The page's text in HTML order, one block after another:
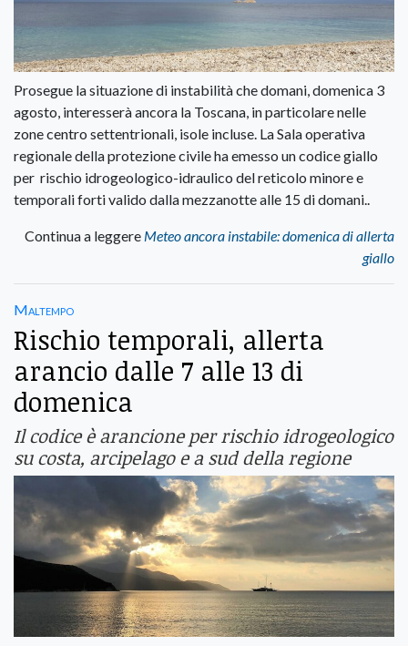
Prosegue la situazione di instabilità che domani, domenica 3
agosto, interesserà ancora la Toscana, in particolare nelle
zone centro settentrionali, isole incluse. La Sala operativa
regionale della protezione civile ha emesso un codice giallo
per rischio idrogeologico-idraulico del reticolo minore e
temporali forti valido dalla mezzanotte alle 15 di domani..
Continua a leggere Meteo ancora instabile: domenica di allerta
giallo
Maltempo
Rischio temporali, allerta
arancio dalle 7 alle 13 di
domenica
Il codice è arancione per rischio idrogeologico
su costa, arcipelago e a sud della regione